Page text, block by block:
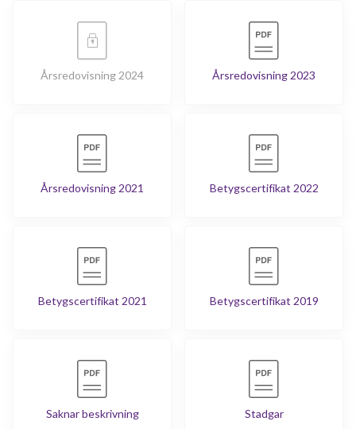
Årsredovisning 2024 Årsredovisning 2023
Årsredovisning 2021 Betygscertifikat 2022
Betygscertifikat 2021 Betygscertifikat 2019
Saknar beskrivning Stadgar